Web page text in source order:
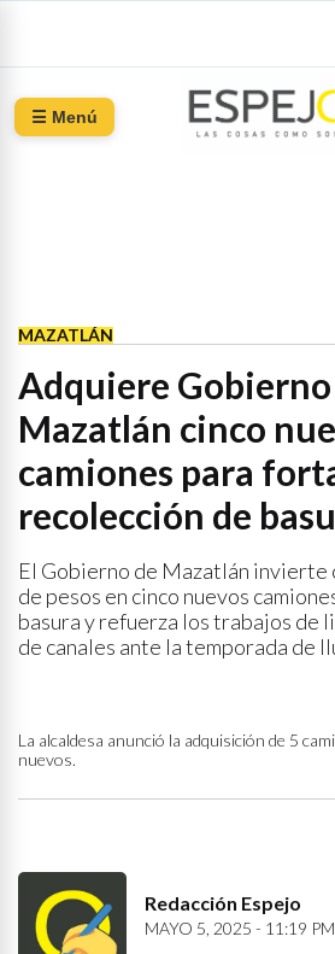
☰ Menú
MAZATLÁN
Adquiere
Mazatlán cinco
camiones para
recolección de
El Gobierno de Mazatlán invierte
de pesos en cinco nuevos
basura y refuerza los trabajos de
de canales ante la temporada de
La alcaldesa anunció la adquisición de 5
nuevos.
Redacción Espejo
MAYO 5, 2025 - 11:19